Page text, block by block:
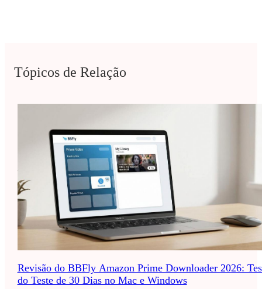
Tópicos de Relação
Revisão do BBFly Amazon Prime Downloader 2026:
do Teste de 30 Dias no Mac e Windows